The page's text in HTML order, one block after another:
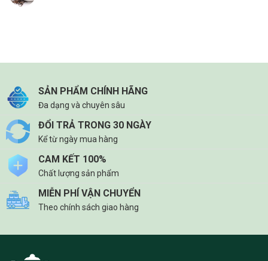
SẢN PHẨM CHÍNH HÃNG
Đa dạng và chuyên sâu
ĐỔI TRẢ TRONG 30 NGÀY
Kể từ ngày mua hàng
CAM KẾT 100%
Chất lượng sản phẩm
MIỄN PHÍ VẬN CHUYỂN
Theo chính sách giao hàng